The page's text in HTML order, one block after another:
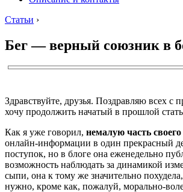
Статьи ›
Бег — верный союзник в
Здравствуйте, друзья. Поздравляю всех
хочу продолжить начатый в прошлой
Как я уже говорил, немалую часть
онлайн-информации в один прекрасный
поступок, но в блоге она еженедельно
возможность наблюдать за динамикой
сыпи, она к тому же значительно
нужно, кроме как, пожалуй, морально-